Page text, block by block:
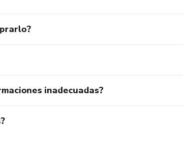
inadecuadas?